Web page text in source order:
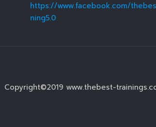
https://www.facebook.com/
ning5.0
Copyright©2019 www.thebest-